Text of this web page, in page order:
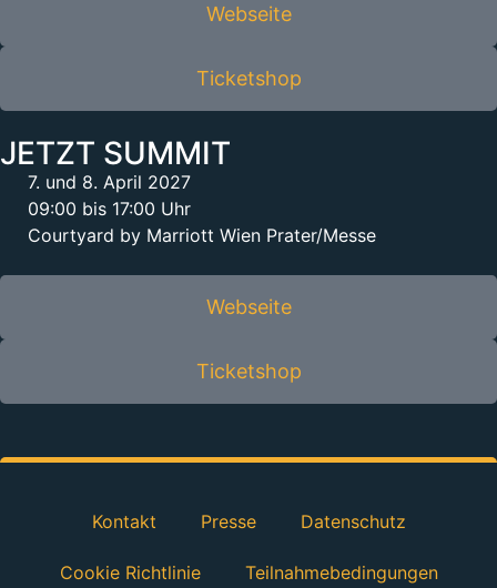
Webseite
Ticketshop
JETZT SUMMIT
7. und 8. April 2027
09:00 bis 17:00 Uhr
Courtyard by Marriott Wien Prater/Messe
Webseite
Ticketshop
Kontakt Presse Datenschutz
Cookie Richtlinie Teilnahmebedingungen